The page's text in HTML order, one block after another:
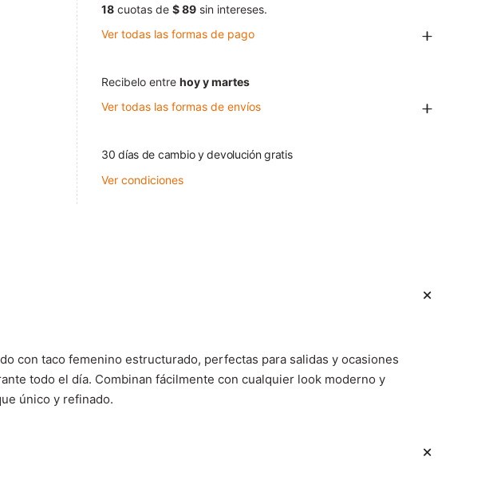
18 cuotas de $ 89 sin intereses.
Ver todas las formas de pago
Recibelo entre hoy y martes
Ver todas las formas de envíos
30 días de cambio y devolución gratis
Ver condiciones
con taco femenino estructurado, perfectas para salidas y ocasiones
todo el día. Combinan fácilmente con cualquier look moderno y
único y refinado.